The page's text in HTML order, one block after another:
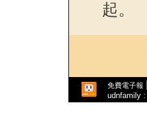
起。
免費電子報
udnfamily :